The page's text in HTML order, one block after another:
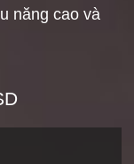
năng cao và